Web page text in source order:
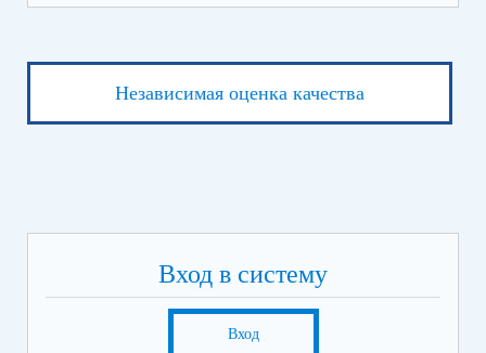
Независимая оценка качества
Вход в систему
Вход